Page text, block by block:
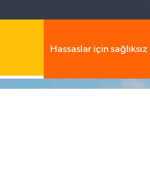
Hassaslar için sağlıksız